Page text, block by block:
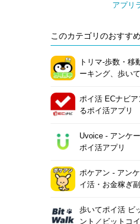
アプリ
このカテゴリのおすすめ
トリマ-歩数・移
ーキング、歩い
ポイ活 ECナビ
るポイ活アプリ
Uvoice - アンケ
ポイ活アプリ
ポケアン - アン
イ活・お金稼ぎ
歩いてポイ活 ビ
ント／ビットコ